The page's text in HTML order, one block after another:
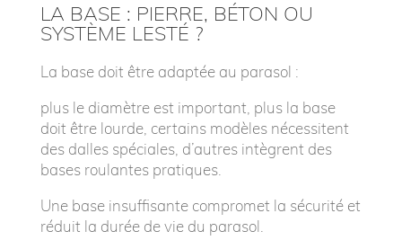
LA BASE : PIERRE, BÉTON OU
SYSTÈME LESTÉ ?
La base doit être adaptée au parasol :
plus le diamètre est important, plus la base
doit être lourde, certains modèles nécessitent
des dalles spéciales, d’autres intègrent des
bases roulantes pratiques.
Une base insuffisante compromet la sécurité et
réduit la durée de vie du parasol.